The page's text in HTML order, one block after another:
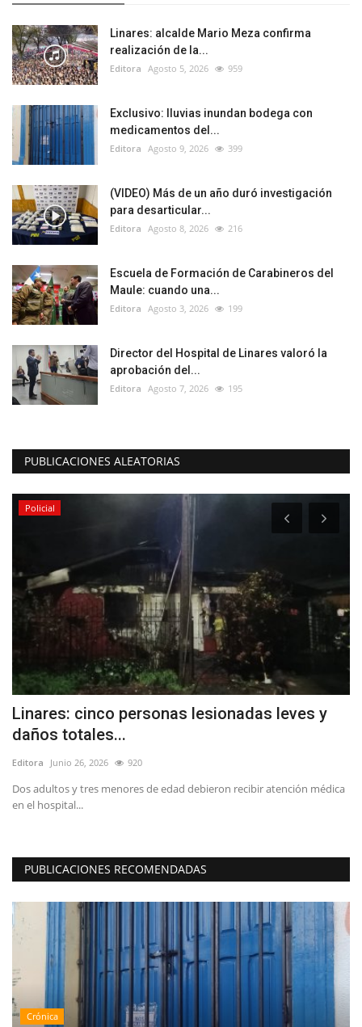
Linares: alcalde Mario Meza confirma
realización de la...
Editora Agosto 5, 2026 959
Exclusivo: lluvias inundan bodega con
medicamentos del...
Editora Agosto 9, 2026 399
(VIDEO) Más de un año duró investigación
para desarticular...
Editora Agosto 8, 2026 216
Escuela de Formación de Carabineros del
Maule: cuando una...
Editora Agosto 3, 2026 199
Director del Hospital de Linares valoró la
aprobación del...
Editora Agosto 7, 2026 195
PUBLICACIONES ALEATORIAS
Policial
Linares: cinco personas lesionadas leves y
daños totales...
Editora Junio 26, 2026 920
Dos adultos y tres menores de edad debieron recibir atención médica
en el hospital...
PUBLICACIONES RECOMENDADAS
Crónica